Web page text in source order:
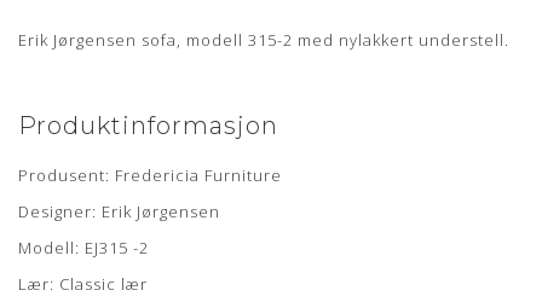
Erik Jørgensen sofa, modell 315-2 med nylakkert understell.
Produktinformasjon
Produsent: Fredericia Furniture
Designer: Erik Jørgensen
Modell: EJ315 -2
Lær: Classic lær